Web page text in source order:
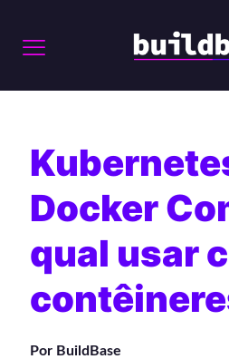
Docker
qual usar
Por BuildBase